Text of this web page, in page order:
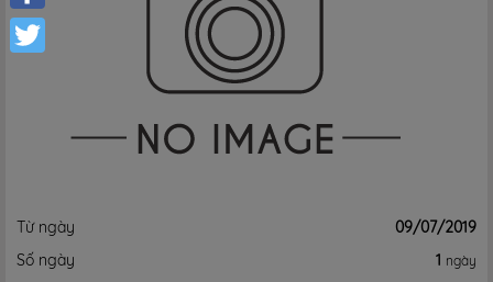
Facebook
Từ ngày
09/07/2019
Số ngày
1 ngày